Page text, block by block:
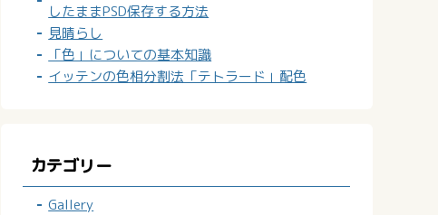
したままPSD保存する方法
見晴らし
「色」についての基本知識
イッテンの色相分割法「テトラード」配色
カテゴリー
Gallery